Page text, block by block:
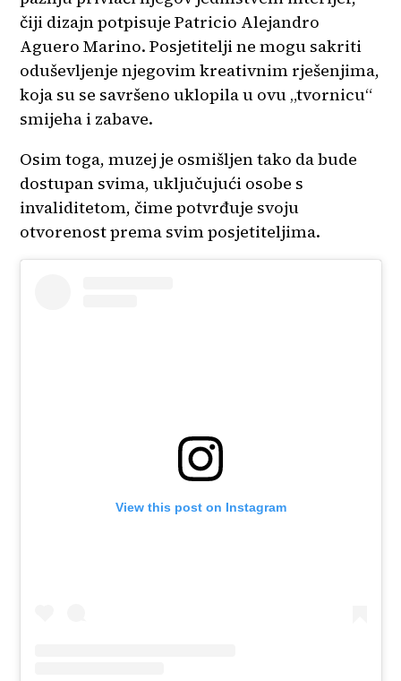
čiji dizajn potpisuje Patricio Alejandro
Aguero Marino. Posjetitelji ne mogu sakriti
oduševljenje njegovim kreativnim rješenjima,
koja su se savršeno uklopila u ovu „tvornicu“
smijeha i zabave.
Osim toga, muzej je osmišljen tako da bude
dostupan svima, uključujući osobe s
invaliditetom, čime potvrđuje svoju
otvorenost prema svim posjetiteljima.
View this post on Instagram